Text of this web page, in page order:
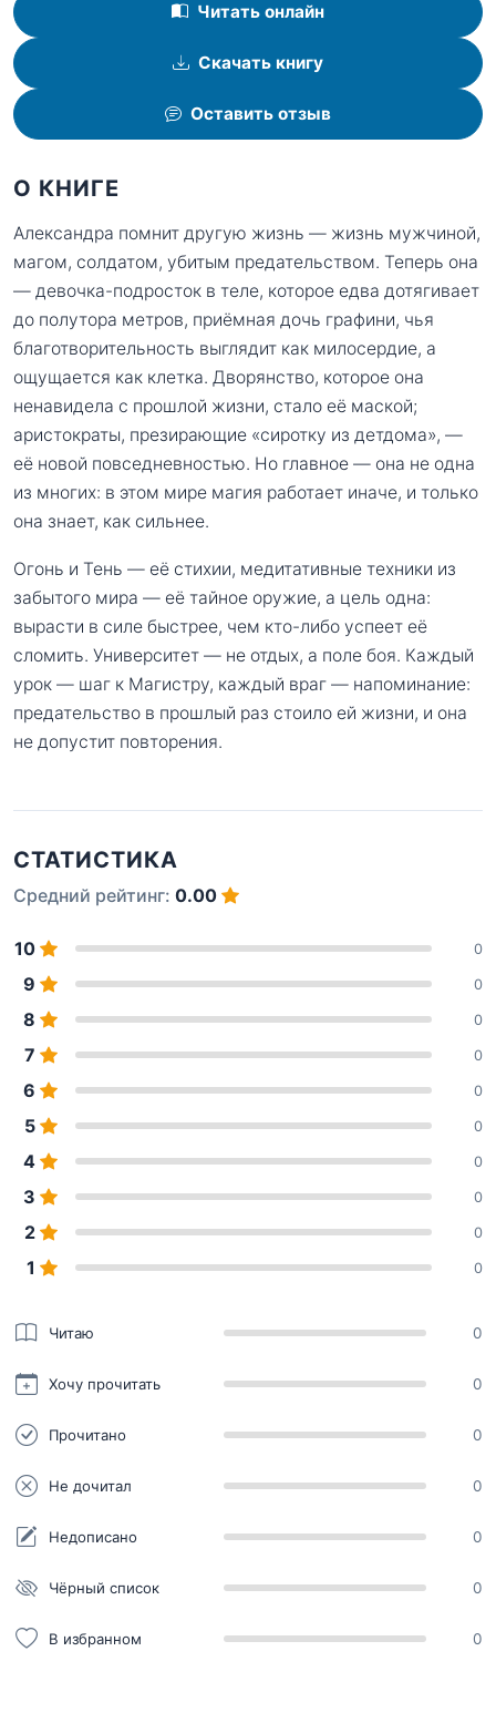
Читать онлайн
Скачать книгу
Оставить отзыв
О КНИГЕ
Александра помнит другую жизнь — жизнь мужчиной,
магом, солдатом, убитым предательством. Теперь она
— девочка-подросток в теле, которое едва дотягивает
до полутора метров, приёмная дочь графини, чья
благотворительность выглядит как милосердие, а
ощущается как клетка. Дворянство, которое она
ненавидела с прошлой жизни, стало её маской;
аристократы, презирающие «сиротку из детдома», —
её новой повседневностью. Но главное — она не одна
из многих: в этом мире магия работает иначе, и только
она знает, как сильнее.
Огонь и Тень — её стихии, медитативные техники из
забытого мира — её тайное оружие, а цель одна:
вырасти в силе быстрее, чем кто-либо успеет её
сломить. Университет — не отдых, а поле боя. Каждый
урок — шаг к Магистру, каждый враг — напоминание:
предательство в прошлый раз стоило ей жизни, и она
не допустит повторения.
СТАТИСТИКА
Средний рейтинг: 0.00
10 0
9 0
8 0
7 0
6 0
5 0
4 0
3 0
2 0
1 0
Читаю 0
Хочу прочитать 0
Прочитано 0
Не дочитал 0
Недописано 0
Чёрный список 0
В избранном 0